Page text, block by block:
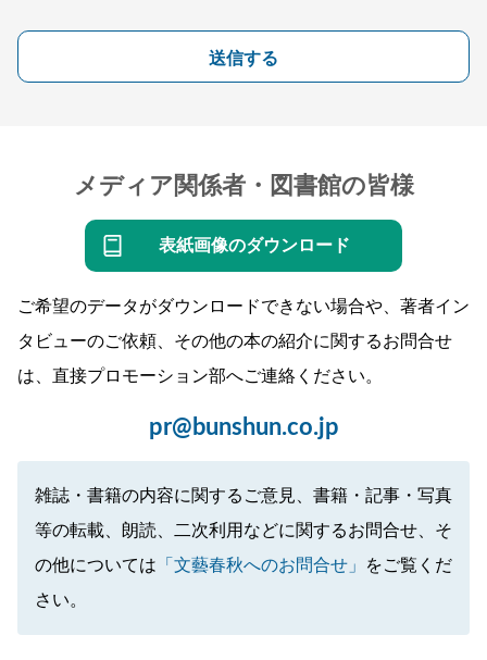
送信する
メディア関係者・図書館の皆様
表紙画像のダウンロード
ご希望のデータがダウンロードできない場合や、著者イン
タビューのご依頼、その他の本の紹介に関するお問合せ
は、直接プロモーション部へご連絡ください。
pr@bunshun.co.jp
雑誌・書籍の内容に関するご意見、書籍・記事・写真
等の転載、朗読、二次利用などに関するお問合せ、そ
の他については 「文藝春秋へのお問合せ」
をご覧くだ
さい。